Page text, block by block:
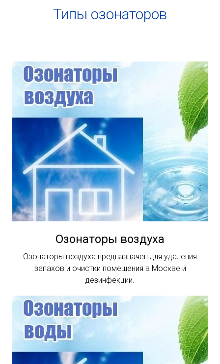
Типы озонаторов
Озонаторы воздуха
Озонаторы воздуха предназначен для удаления
запахов и очистки помещения в Москве и
дезинфекции.